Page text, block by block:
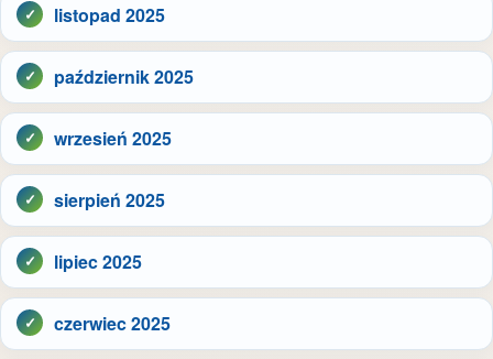
listopad 2025
październik 2025
wrzesień 2025
sierpień 2025
lipiec 2025
czerwiec 2025